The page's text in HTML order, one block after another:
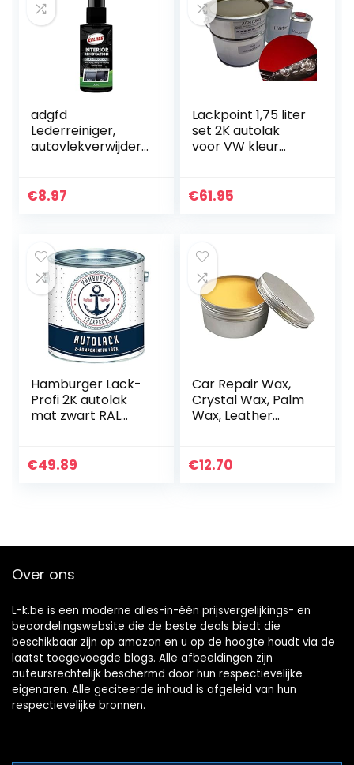
adgfd
Lederreiniger,
autovlekverwijdera
, draagbare
€8.97
Lackpoint 1,75 liter
set 2K autolak
voor VW kleur
trendlak
€61.95
Hamburger Lack-
Profi 2K autolak
mat zwart RAL
dekkend –
€49.89
Car Repair Wax,
Crystal Wax, Palm
Wax, Leather
Wax Leather
€12.70
Over ons
L-k.be is een moderne alles-in-één prijsvergelijkings- en
beoordelingswebsite die de beste deals biedt die
beschikbaar zijn op amazon en u op de hoogte houdt via de
laatst toegevoegde blogs. Alle afbeeldingen zijn
auteursrechtelijk beschermd door hun respectievelijke
eigenaren. Alle geciteerde inhoud is afgeleid van hun
respectievelijke bronnen.